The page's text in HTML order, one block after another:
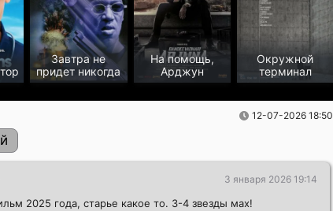
Завтра не
придет никогда
На помощь,
Арджун
Окружной
терминал
12-07-2026 18:50
3 января 2026 19:14
2025 года, старье какое то. 3-4 звезды мах!